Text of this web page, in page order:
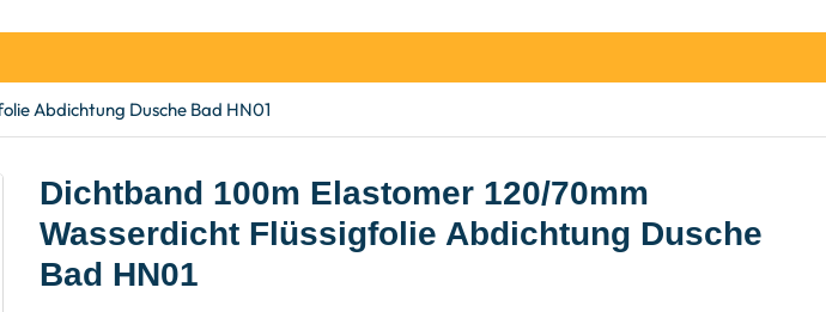
Abdichtung Dusche Bad HN01
Dichtband 100m Elastomer 120/70mm
Wasserdicht Flüssigfolie Abdichtung Dusche
Bad HN01